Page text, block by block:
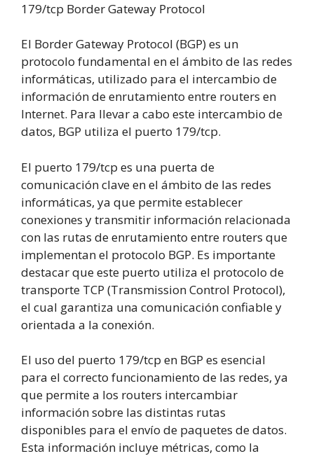
179/tcp Border Gateway Protocol
El Border Gateway Protocol (BGP) es un
protocolo fundamental en el ámbito de las redes
informáticas, utilizado para el intercambio de
información de enrutamiento entre routers en
Internet. Para llevar a cabo este intercambio de
datos, BGP utiliza el puerto 179/tcp.
El puerto 179/tcp es una puerta de
comunicación clave en el ámbito de las redes
informáticas, ya que permite establecer
conexiones y transmitir información relacionada
con las rutas de enrutamiento entre routers que
implementan el protocolo BGP. Es importante
destacar que este puerto utiliza el protocolo de
transporte TCP (Transmission Control Protocol),
el cual garantiza una comunicación confiable y
orientada a la conexión.
El uso del puerto 179/tcp en BGP es esencial
para el correcto funcionamiento de las redes, ya
que permite a los routers intercambiar
información sobre las distintas rutas
disponibles para el envío de paquetes de datos.
Esta información incluye métricas, como la